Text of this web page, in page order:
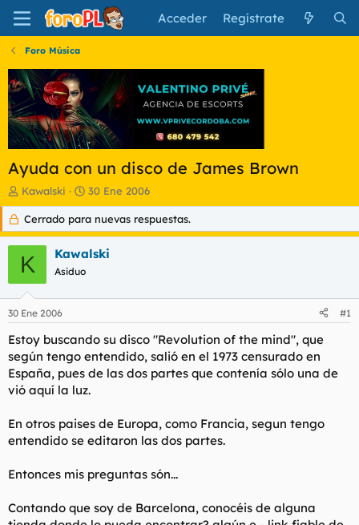
Acceder Regístrate
Foro Música
Ayuda con un disco de James Brown
I
n
c
i
a
d
o
d
e
t
e
m
Kawalski
F
e
c
h
a
d
i
c
i
o
30 Ene 2006
Cerrado para nuevas respuestas.
K Kawalski
Asiduo
30 Ene 2006 #1
Estoy buscando su disco "Revolution of the mind", que
según tengo entendido, salió en el 1973 censurado en
España, pues de las dos partes que contenía sólo una de
vió aquí la luz.
En otros paises de Europa, como Francia, segun tengo
entendido se editaron las dos partes.
Entonces mis preguntas són...
Contando que soy de Barcelona, conocéis de alguna